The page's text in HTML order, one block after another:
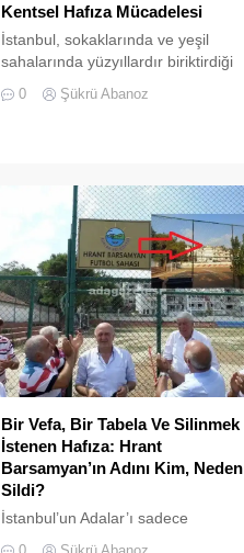
Kentsel Hafıza Mücadelesi
İstanbul, sokaklarında ve yeşil
sahalarında yüzyıllardır biriktirdiği
devasa bir hafıza mekânıdır.
0 Şükrü Abanoz
Bir Vefa, Bir Tabela Ve Silinmek
İstenen Hafıza: Hrant
Barsamyan’ın Adını Kim, Neden
Sildi?
İstanbul’un Adalar’ı sadece